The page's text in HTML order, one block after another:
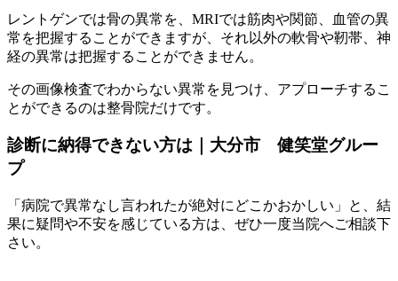
レントゲンでは骨の異常を、MRIでは筋肉や関節、血管の異
常を把握することができますが、それ以外の軟骨や靭帯、神
経の異常は把握することができません。
その画像検査でわからない異常を見つけ、アプローチするこ
とができるのは整骨院だけです。
診断に納得できない方は｜大分市 健笑堂グルー
プ
「病院で異常なし言われたが絶対にどこかおかしい」と、結
果に疑問や不安を感じている方は、ぜひ一度当院へご相談下
さい。